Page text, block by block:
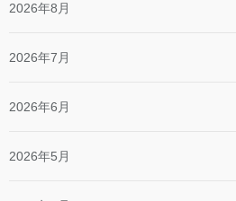
2026年8月
2026年7月
2026年6月
2026年5月